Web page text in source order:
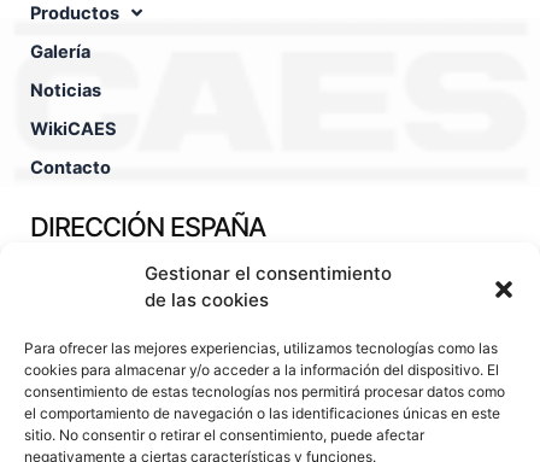
Gestionar el consentimiento
de las cookies
Para ofrecer las mejores experiencias, utilizamos tecnologías como las
cookies para almacenar y/o acceder a la información del dispositivo. El
consentimiento de estas tecnologías nos permitirá procesar datos como
el comportamiento de navegación o las identificaciones únicas en este
sitio. No consentir o retirar el consentimiento, puede afectar
negativamente a ciertas características y funciones.
Productos
Galería
Noticias
WikiCAES
Contacto
DIRECCIÓN ESPAÑA
Pol. Ind. Fuente Techada Calle León Felipe, nº30 45450 -
Orgaz - Toledo - España
TÉCNICO COMERCIAL
(+34).630.29.13.76
hugo@caes.eu